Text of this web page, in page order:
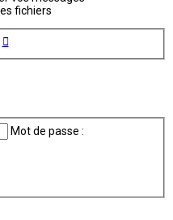
fichiers
Recherche
Mot de passe :